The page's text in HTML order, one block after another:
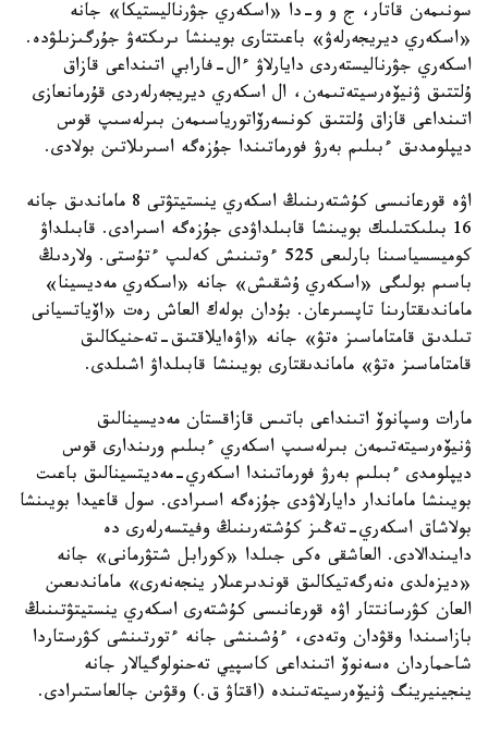
سونىمەن قاتار، ج و و-دا «اسكەري جۋرناليستيكا» جانە
«اسكەري ديريجەرلەۋ» باعىتتارى بويىنشا ىرىكتەۋ جۇرگىزىلۋدە.
اسكەري جۋرناليستەردى دايارلاۋ ءال-فارابي اتىنداعى قازاق
ۇلتتىق ۋنيۆەرسيتەتىمەن، ال اسكەري ديريجەرلەردى قۇرمانعازى
اتىنداعى قازاق ۇلتتىق كونسەرۆاتورياسىمەن بىرلەسىپ قوس
ديپلومدىق ءبىلىم بەرۋ فورماتىندا جۇزەگە اسىرىلاتىن بولادى.
اۋە قورعانىسى كۇشتەرىنىڭ اسكەري ينستيتۋتى 8 ماماندىق جانە
16 بىلىكتىلىك بويىنشا قابىلداۋدى جۇزەگە اسىرادى. قابىلداۋ
كوميسسياسىنا بارلىعى 525 ءوتىنىش كەلىپ ءتۇستى. ولاردىڭ
باسىم بولىگى «اسكەري ۇشقىش» جانە «اسكەري مەديسينا»
ماماندىقتارىنا تاپسىرعان. بۇدان بولەك العاش رەت «اۆياتسيانى
تىلدىق قامتاماسىز ەتۋ» جانە «اۋەايلاقتىق-تەحنيكالىق
قامتاماسىز ەتۋ» ماماندىقتارى بويىنشا قابىلداۋ اشىلدى.
مارات وسپانوۆ اتىنداعى باتىس قازاقستان مەديسينالىق
ۋنيۆەرسيتەتىمەن بىرلەسىپ اسكەري ءبىلىم ورىندارى قوس
ديپلومدى ءبىلىم بەرۋ فورماتىندا اسكەري-مەديتسينالىق باعىت
بويىنشا ماماندار دايارلاۋدى جۇزەگە اسىرادى. سول قاعيدا بويىنشا
بولاشاق اسكەري-تەڭىز كۇشتەرىنىڭ وفيتسەرلەرى دە
دايىندالادى. العاشقى ەكى جىلدا «كورابل شتۋرمانى» جانە
«ديزەلدى ەنەرگەتيكالىق قوندىرعىلار ينجەنەرى» ماماندىعىن
العان كۋرسانتتار اۋە قورعانىسى كۇشتەرى اسكەري ينستيتۋتىنىڭ
بازاسىندا وقۋدان وتەدى، ءۇشىنشى جانە ءتورتىنشى كۋرستاردا
شاحماردان ەسەنوۆ اتىنداعى كاسپيي تەحنولوگيالار جانە
ينجينيرينگ ۋنيۆەرسيتەتىندە (اقتاۋ ق.) وقۋىن جالعاستىرادى.